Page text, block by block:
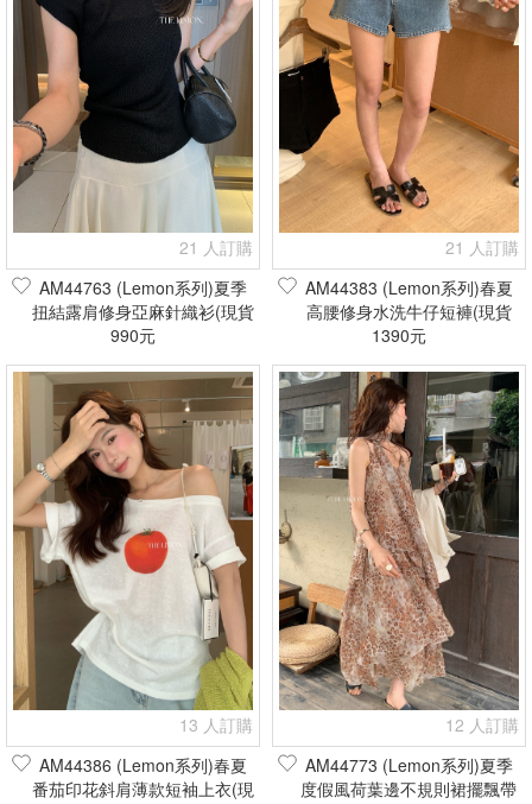
21 人訂購
AM44763 (Lemon系列)夏季
扭結露肩修身亞麻針織衫(現貨
+預購)
990元
21 人訂購
AM44383 (Lemon系列)春夏
高腰修身水洗牛仔短褲(現貨
+預購)
1390元
13 人訂購
AM44386 (Lemon系列)春夏
番茄印花斜肩薄款短袖上衣(現
12 人訂購
AM44773 (Lemon系列)夏季
度假風荷葉邊不規則裙擺飄帶